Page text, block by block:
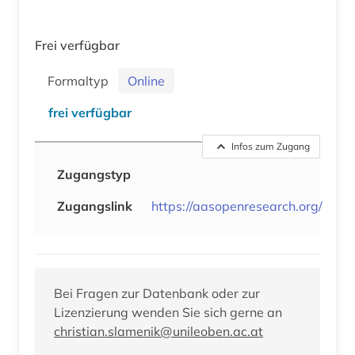
Frei verfügbar
Formaltyp
Online
frei verfügbar
Infos zum Zugang
Zugangstyp
Zugangslink
https://aasopenresearch.org/
Bei Fragen zur Datenbank oder zur
Lizenzierung wenden Sie sich gerne an
christian.slamenik@unileoben.ac.at